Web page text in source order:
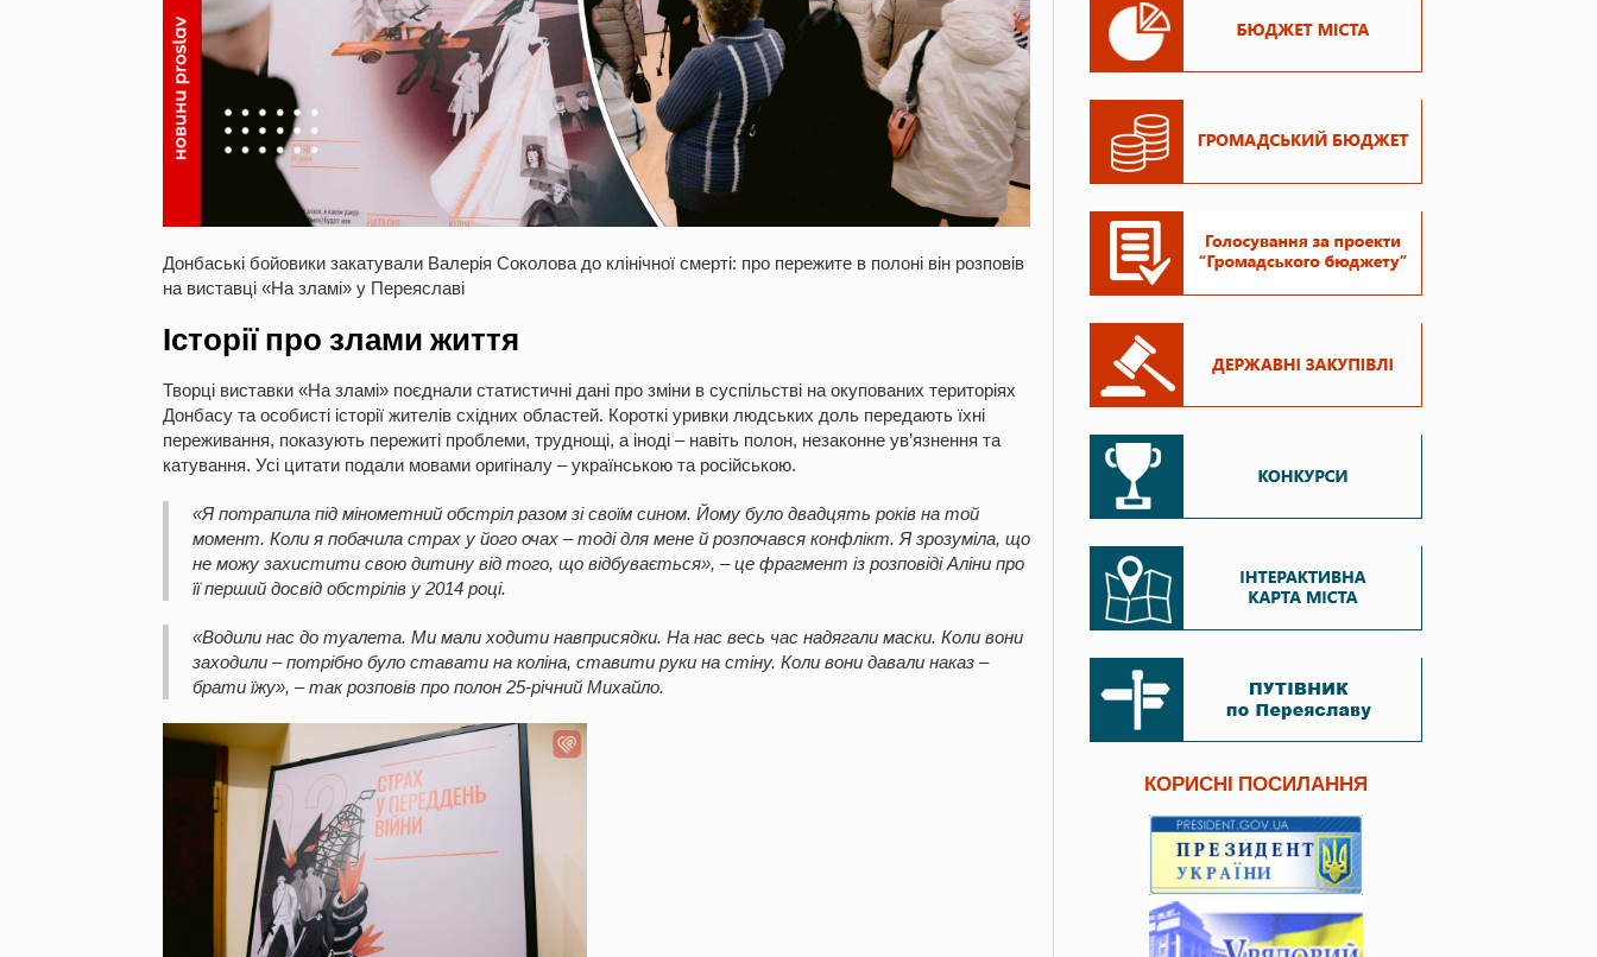
Донбаські бойовики закатували Валерія Соколова до клінічної смерті: про пережите в полоні він розповів
на виставці «На зламі» у Переяславі
Історії про злами життя
Творці виставки «На зламі» поєднали статистичні дані про зміни в суспільстві на окупованих територіях
Донбасу та особисті історії жителів східних областей. Короткі уривки людських доль передають їхні
переживання, показують пережиті проблеми, труднощі, а іноді – навіть полон, незаконне ув’язнення та
катування. Усі цитати подали мовами оригіналу – українською та російською.
«Я потрапила під мінометний обстріл разом зі своїм сином. Йому було двадцять років на той
момент. Коли я побачила страх у його очах – тоді для мене й розпочався конфлікт. Я зрозуміла, що
не можу захистити свою дитину від того, що відбувається», – це фрагмент із розповіді Аліни про
її перший досвід обстрілів у 2014 році.
«Водили нас до туалета. Ми мали ходити навприсядки. На нас весь час надягали маски. Коли вони
заходили – потрібно було ставати на коліна, ставити руки на стіну. Коли вони давали наказ –
брати їжу», – так розповів про полон 25-річний Михайло.
КОРИСНІ ПОСИЛАННЯ